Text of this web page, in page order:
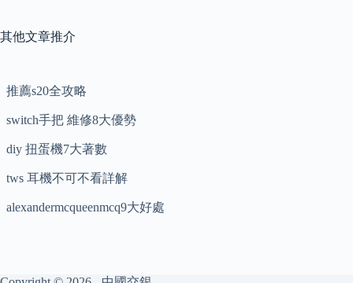
其他文章推介
推薦s20全攻略
switch手把 維修8大優勢
diy 扭蛋機7大著數
tws 耳機不可不看詳解
alexandermcqueenmcq9大好處